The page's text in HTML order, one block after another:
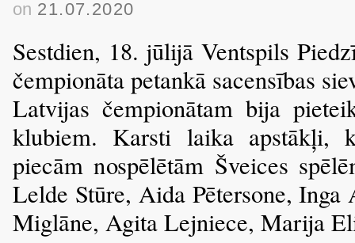
on 21.07.2020
Sestdien, 18. jūlijā Ventspils
čempionāta petankā sacensības
Latvijas čempionātam bija
klubiem. Karsti laika apstākļi,
piecām nospēlētām Šveices
Lelde Stūre, Aida Pētersone,
Miglāne, Agita Lejniece, Marija